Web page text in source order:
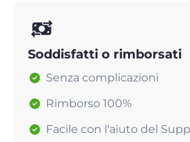
Soddisfatti o rimborsati
Senza complicazioni
Rimborso 100%
Facile con l'aiuto del